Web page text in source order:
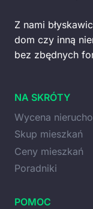
Z nami
dom czy inną
bez zbędnych
NA SKRÓTY
Wycena
Skup mieszkań
Ceny mieszkań
Poradniki
POMOC